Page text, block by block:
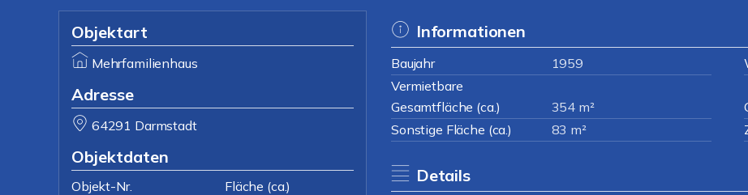
Objektart
Mehrfamilienhaus
Adresse
64291 Darmstadt
Objektdaten
Objekt-Nr.
Fläche (ca.)
Informationen
Baujahr 1959
Vermietbare
Gesamtfläche (ca.)
354 m²
Sonstige Fläche (ca.)
83 m²
Details